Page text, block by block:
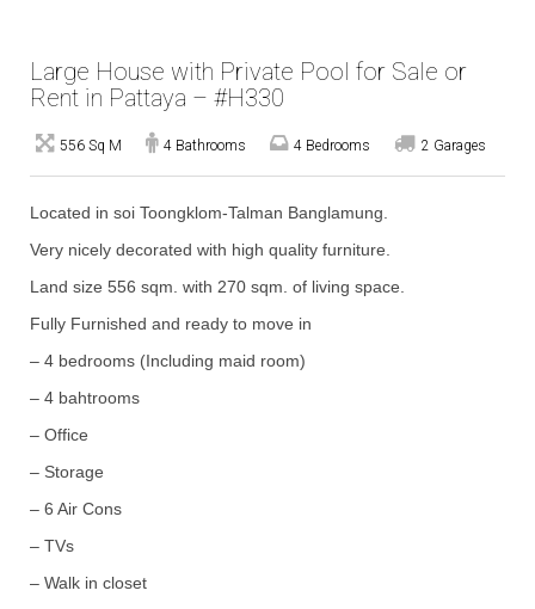
Large House with Private Pool for Sale or
Rent in Pattaya – #H330
556 Sq M 4 Bathrooms 4 Bedrooms 2 Garages
Located in soi Toongklom-Talman Banglamung.
Very nicely decorated with high quality furniture.
Land size 556 sqm. with 270 sqm. of living space.
Fully Furnished and ready to move in
– 4 bedrooms (Including maid room)
– 4 bahtrooms
– Office
– Storage
– 6 Air Cons
– TVs
– Walk in closet